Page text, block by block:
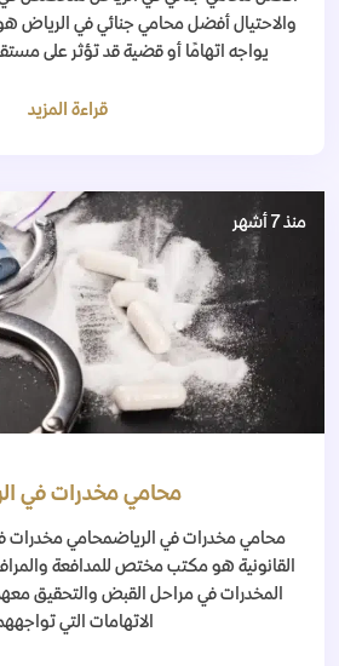
والاحتيال أفضل محامي جنائي في الرياض
يواجه اتهامًا أو قضية قد تؤثر على
قراءة المزيد
منذ 7 أشهر
محامي مخدرات في
محامي مخدرات في الرياضمحامي مخدرات
القانونية هو مكتب مختص للمدافعة
المخدرات في مراحل القبض والتحقيق
الاتهامات التي